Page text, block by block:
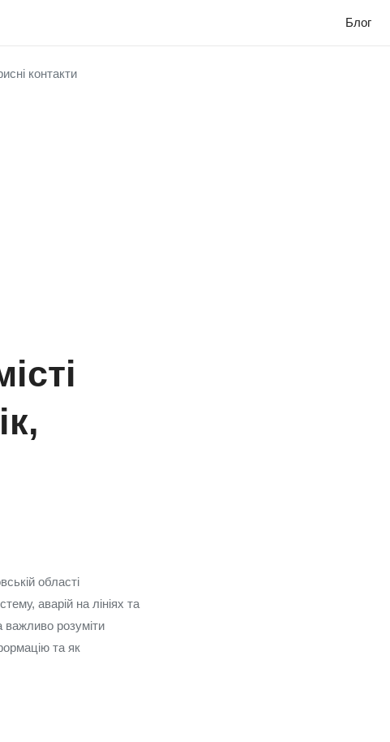
Блог
контакти
області
аварій на лініях та
важливо розуміти
та як